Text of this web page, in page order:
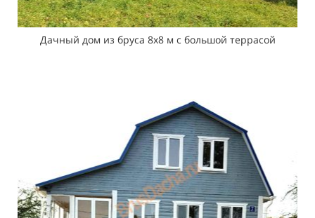
Дачный дом из бруса 8х8 м с большой террасой